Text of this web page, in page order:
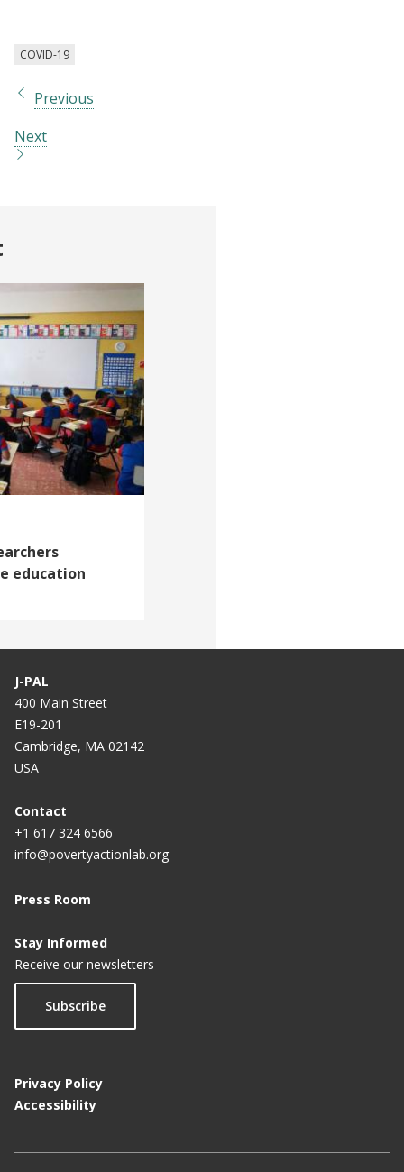
COVID-19
Previous
Next
education
J-PAL
400 Main Street
E19-201
Cambridge, MA 02142
USA
Contact
+1 617 324 6566
info@povertyactionlab.org
Press Room
Stay Informed
Receive our newsletters
Subscribe
Privacy Policy
Accessibility